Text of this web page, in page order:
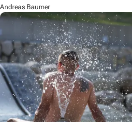
Andreas Baumer